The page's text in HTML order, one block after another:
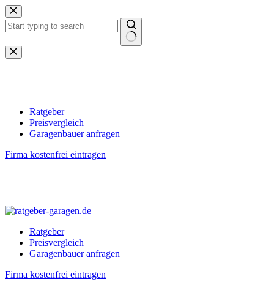
Zum
Inhalt
springen
Keine
Ergebnisse
Ratgeber
Preisvergleich
Garagenbauer anfragen
Firma kostenfrei eintragen
Ratgeber
Preisvergleich
Garagenbauer anfragen
Firma kostenfrei eintragen